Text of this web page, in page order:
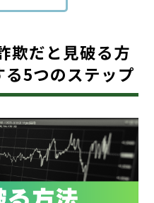
欺だと見破る方
5つのステップ